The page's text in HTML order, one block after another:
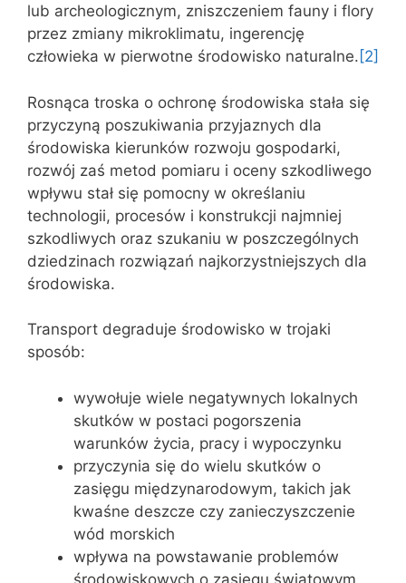
lub archeologicznym, zniszczeniem fauny i flory
przez zmiany mikroklimatu, ingerencję
człowieka w pierwotne środowisko naturalne. [2]
Rosnąca troska o ochronę środowiska stała się
przyczyną poszukiwania przyjaznych dla
środowiska kierunków rozwoju gospodarki,
rozwój zaś metod pomiaru i oceny szkodliwego
wpływu stał się pomocny w określaniu
technologii, procesów i konstrukcji najmniej
szkodliwych oraz szukaniu w poszczególnych
dziedzinach rozwiązań najkorzystniejszych dla
środowiska.
Transport degraduje środowisko w trojaki
sposób:
wywołuje wiele negatywnych lokalnych
skutków w postaci pogorszenia
warunków życia, pracy i wypoczynku
przyczynia się do wielu skutków o
zasięgu międzynarodowym, takich jak
kwaśne deszcze czy zanieczyszczenie
wód morskich
wpływa na powstawanie problemów
środowiskowych o zasięgu światowym,